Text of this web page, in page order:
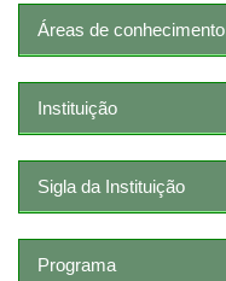
Áreas de conhecimento
Instituição
Sigla da Instituição
Programa